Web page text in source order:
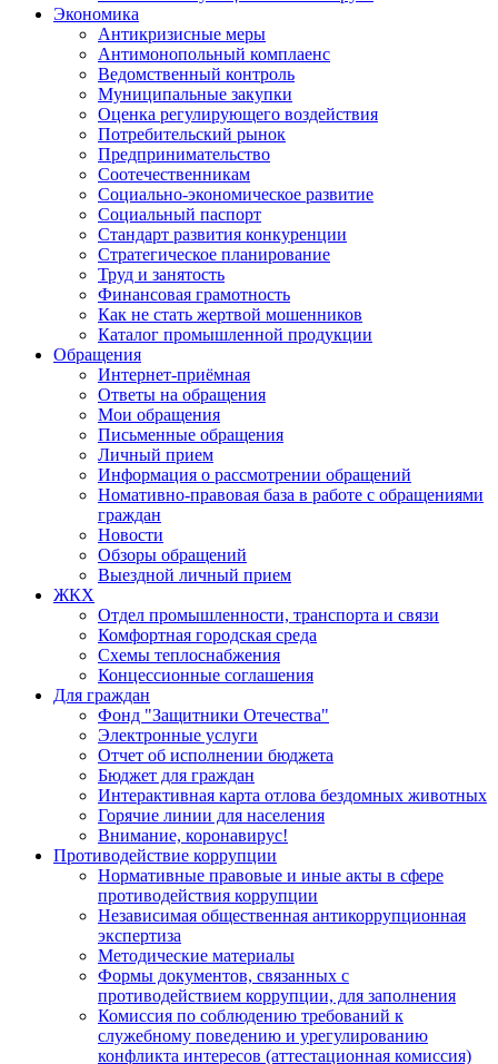
Экономика
Антикризисные меры
Антимонопольный комплаенс
Ведомственный контроль
Муниципальные закупки
Оценка регулирующего воздействия
Потребительский рынок
Предпринимательство
Соотечественникам
Социально-экономическое развитие
Социальный паспорт
Стандарт развития конкуренции
Стратегическое планирование
Труд и занятость
Финансовая грамотность
Как не стать жертвой мошенников
Каталог промышленной продукции
Обращения
Интернет-приёмная
Ответы на обращения
Мои обращения
Письменные обращения
Личный прием
Информация о рассмотрении обращений
Номативно-правовая база в работе с обращениями
граждан
Новости
Обзоры обращений
Выездной личный прием
ЖКХ
Отдел промышленности, транспорта и связи
Комфортная городская среда
Схемы теплоснабжения
Концессионные соглашения
Для граждан
Фонд "Защитники Отечества"
Электронные услуги
Отчет об исполнении бюджета
Бюджет для граждан
Интерактивная карта отлова бездомных животных
Горячие линии для населения
Внимание, коронавирус!
Противодействие коррупции
Нормативные правовые и иные акты в сфере
противодействия коррупции
Независимая общественная антикоррупционная
экспертиза
Методические материалы
Формы документов, связанных с
противодействием коррупции, для заполнения
Комиссия по соблюдению требований к
служебному поведению и урегулированию
конфликта интересов (аттестационная комиссия)